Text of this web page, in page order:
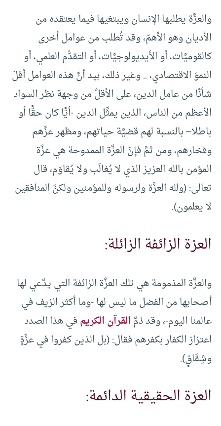
والعزَّة يطلبها الإنسان ويبتغيها فيما يعتقده من
الأديان وهو الأهمّ، وقد تُطلب من عوامل أخرى
كالقوميَّات، أو الأيديولوجيَّات، أو التقدُّم العلمي، أو
النموّ الاقتصادي، .. وغير ذلك، بيد أنَّ هذه العوامل أقلّ
شأنًا من عامل الدين، على الأقلِّ من وجهة نظر السواد
الأعظم من الناس، الذين يمثِّل الدين -أيًّا كان حقًّا أو
باطلا– بالنسبة لهم قضيَّة حياتهم، ومظهر عزِّهم
وفخارهم، ومن ثمَّ فإنَّ العزَّة الممدوحة هي عزَّة
المؤمن بالله العزيز الذي لا يُغالَب ولا يُقاوَم، قال
تعالى: (ولله العزَّة ولرسوله وللمؤمنين ولكنَّ المنافقين
لا يعلمون).
العزة الزائفة الزائلة:
والعزَّة المذمومة هي تلك العزَّة الزائفة التي يدَّعي لها
أصحابها من الفضل ما ليس لها -وما أكثر الزيف في
عالمنا اليوم-، وقد ذمَّالقرآن الكريمفي هذا الصدد
اعتزاز الكفار بكفرهم فقال: (بل الذين كفروا في عزَّةٍ
وشِقَاقٍ).
العزة الحقيقية الدائمة: